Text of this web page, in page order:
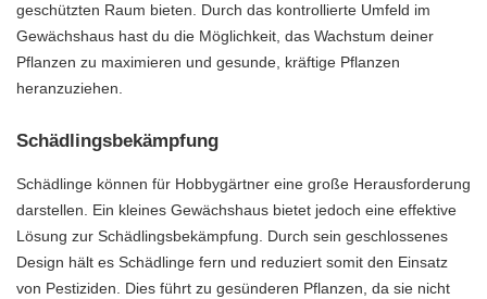
geschützten Raum bieten. Durch das kontrollierte Umfeld im
Gewächshaus hast du die Möglichkeit, das Wachstum deiner
Pflanzen zu maximieren und gesunde, kräftige Pflanzen
heranzuziehen.
Schädlingsbekämpfung
Schädlinge können für Hobbygärtner eine große Herausforderung
darstellen. Ein kleines Gewächshaus bietet jedoch eine effektive
Lösung zur Schädlingsbekämpfung. Durch sein geschlossenes
Design hält es Schädlinge fern und reduziert somit den Einsatz
von Pestiziden. Dies führt zu gesünderen Pflanzen, da sie nicht